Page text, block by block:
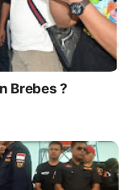
Brebes ?